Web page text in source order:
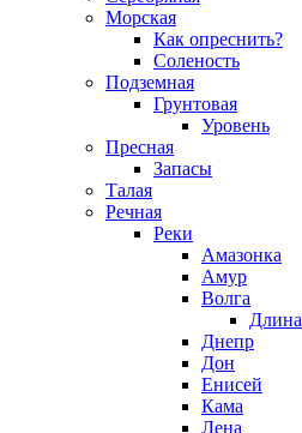
Морская
Как опреснить?
Соленость
Подземная
Грунтовая
Уровень
Пресная
Запасы
Талая
Речная
Реки
Амазонка
Амур
Волга
Длина
Днепр
Дон
Енисей
Кама
Лена